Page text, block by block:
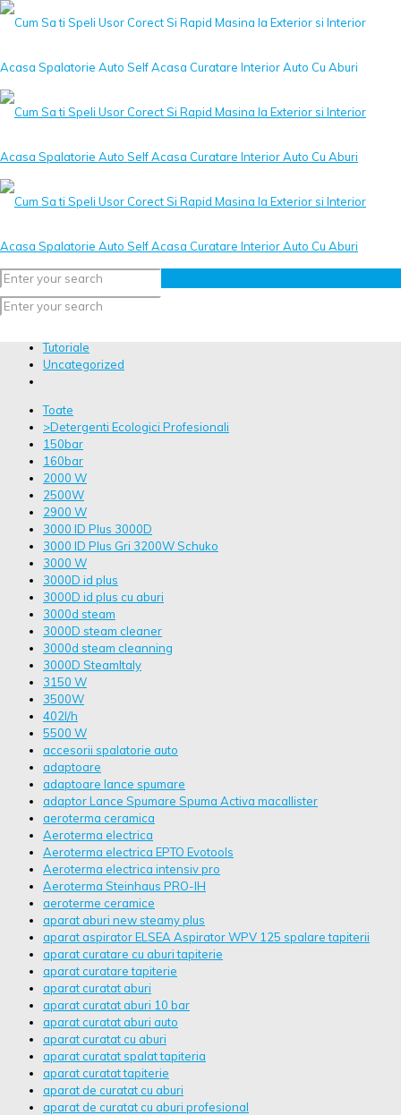
Etichete
Aparate Curatat Cu ABuri
Aparate Spalare Presiune
Curatare Tapiterie Auto
Discutii Diverse
Sampoane Ph Auto
Spalatorii Auto
Tutoriale
Uncategorized
Toate
>Detergenti Ecologici Profesionali
150bar
160bar
2000 W
2500W
2900 W
3000 ID Plus 3000D
3000 ID Plus Gri 3200W Schuko
3000 W
3000D id plus
3000D id plus cu aburi
3000d steam
3000D steam cleaner
3000d steam cleanning
3000D SteamItaly
3150 W
3500W
402l/h
5500 W
accesorii spalatorie auto
adaptoare
adaptoare lance spumare
adaptor Lance Spumare Spuma Activa macallister
aeroterma ceramica
Aeroterma electrica
Aeroterma electrica EPTO Evotools
Aeroterma electrica intensiv pro
Aeroterma Steinhaus PRO-IH
aeroterme ceramice
aparat aburi new steamy plus
aparat aspirator ELSEA Aspirator WPV 125 spalare tapiterii
aparat curatare cu aburi tapiterie
aparat curatare tapiterie
aparat curatat aburi
aparat curatat aburi 10 bar
aparat curatat aburi auto
aparat curatat cu aburi
aparat curatat spalat tapiteria
aparat curatat tapiterie
aparat de curatat cu aburi
aparat de curatat cu aburi profesional